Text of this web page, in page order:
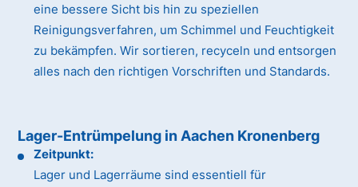
eine bessere Sicht bis hin zu speziellen
Reinigungsverfahren, um Schimmel und Feuchtigkeit
zu bekämpfen. Wir sortieren, recyceln und entsorgen
alles nach den richtigen Vorschriften und Standards.
Lager-Entrümpelung in Aachen Kronenberg
Zeitpunkt:
Lager und Lagerräume sind essentiell für